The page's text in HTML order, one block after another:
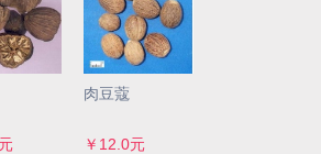
肉豆蔻
￥12.0元